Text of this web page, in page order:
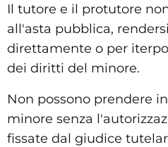
Il tutore e il protutore
all'asta pubblica,
direttamente o per
dei diritti del minore.
Non possono prendere
minore senza
fissate dal giudice